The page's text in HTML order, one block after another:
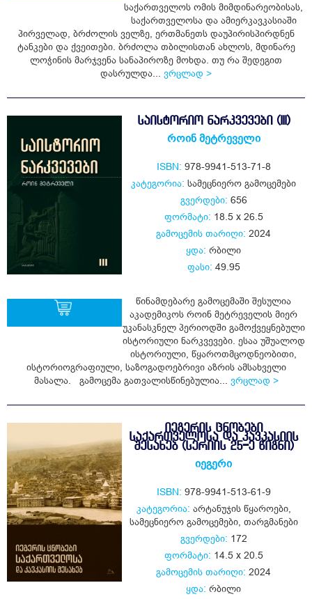
საქართველოს ომის მიმდინარეობისას,
საქართველოსა და ამიერკავკასიაში
პირველად, ბრძოლის ველზე, ერთმანეთს დაუპირისპირდნენ
ტანკები და ქვეითები. ბრძოლა თბილისთან ახლოს, მდინარე
ლოჭინის მარჯვენა სანაპიროზე მოხდა. თუ რა შედეგით
დასრულდა... ვრცლად >
ᲡᲐᲘᲡᲢᲝᲠᲘᲝ ᲜᲐᲠᲙᲕᲔᲕᲔᲑᲘ (III)
როინ მეტრეველი
ISBN: 978-9941-513-71-8
კატეგორია: სამეცნიერო გამოცემები
გვერდები: 656
ფორმატი: 18.5 x 26.5
გამოცემის თარიღი: 2024
ყდა: რბილი
ფასი: 49.95
წინამდებარე გამოცემაში შესულია
აკადემიკოს როინ მეტრეველის მიერ
უკანასკნელ პერიოდში გამოქვეყნებული
ისტორიული ნარკვევები. ესაა უშუალოდ
ისტორიული, წყაროთმცოდნეობითი,
ისტორიოგრაფიული, საზოგადოებრივი აზრის ამსახველი
მასალა. გამოცემა გათვალისწინებულია... ვრცლად >
ᲘᲔᲒᲔᲠᲘᲡ ᲪᲜᲝᲑᲔᲑᲘ
ᲡᲐᲥᲐᲠᲗᲕᲔᲚᲝᲡᲐ ᲓᲐ ᲙᲐᲕᲙᲐᲡᲘᲘᲡ
ᲨᲔᲡᲐᲮᲔᲑ (ᲡᲔᲠᲘᲘᲡ 25-Ე ᲬᲘᲒᲜᲘ)
იეგერი
ISBN: 978-9941-513-61-9
კატეგორია: არტანუჯის წყაროები,
სამეცნიერო გამოცემები, თარგმანები
გვერდები: 172
ფორმატი: 14.5 x 20.5
გამოცემის თარიღი: 2024
ყდა: რბილი